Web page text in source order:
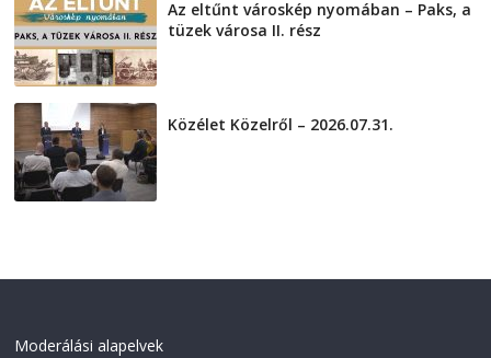
Az eltűnt városkép nyomában – Paks, a
tüzek városa II. rész
Közélet Közelről – 2026.07.31.
Moderálási alapelvek